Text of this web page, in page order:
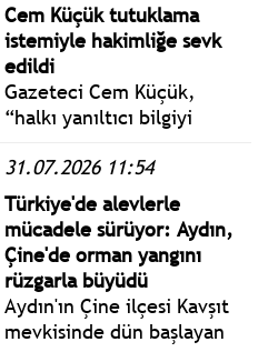
tutuklandı.
Cem Küçük tutuklama
istemiyle hakimliğe sevk
edildi
Gazeteci Cem Küçük,
“halkı yanıltıcı bilgiyi
suçlamasıyla tutuklama
istemiyle nöbetçi Sulh
Ceza Hakimliği’ne sevk
edildi.
31.07.2026 11:54
Türkiye'de alevlerle
mücadele sürüyor: Aydın,
Çine'de orman yangını
rüzgarla büyüdü
Aydın'ın Çine ilçesi Kavşıt
mevkisinde dün başlayan